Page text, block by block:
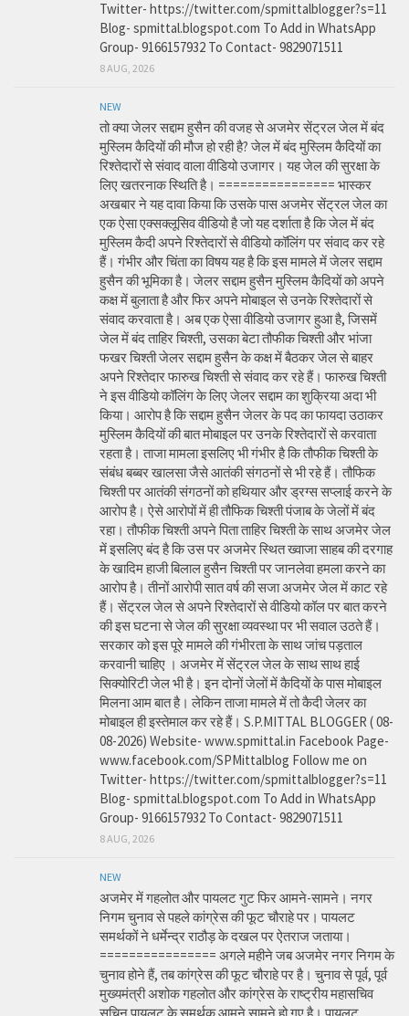
Twitter- https://twitter.com/spmittalblogger?s=11
Blog- spmittal.blogspot.com To Add in WhatsApp
Group- 9166157932 To Contact- 9829071511
8 AUG, 2026
NEW
तो क्या जेलर सद्दाम हुसैन की वजह से अजमेर सेंट्रल जेल में बंद
मुस्लिम कैदियों की मौज हो रही है? जेल में बंद मुस्लिम कैदियों का
रिश्तेदारों से संवाद वाला वीडियो उजागर। यह जेल की सुरक्षा के
लिए खतरनाक स्थिति है। ================ भास्कर
अखबार ने यह दावा किया कि उसके पास अजमेर सेंट्रल जेल का
एक ऐसा एक्सक्लूसिव वीडियो है जो यह दर्शाता है कि जेल में बंद
मुस्लिम कैदी अपने रिश्तेदारों से वीडियो कॉलिंग पर संवाद कर रहे
हैं। गंभीर और चिंता का विषय यह है कि इस मामले में जेलर सद्दाम
हुसैन की भूमिका है। जेलर सद्दाम हुसैन मुस्लिम कैदियों को अपने
कक्ष में बुलाता है और फिर अपने मोबाइल से उनके रिश्तेदारों से
संवाद करवाता है। अब एक ऐसा वीडियो उजागर हुआ है, जिसमें
जेल में बंद ताहिर चिश्ती, उसका बेटा तौफीक चिश्ती और भांजा
फखर चिश्ती जेलर सद्दाम हुसैन के कक्ष में बैठकर जेल से बाहर
अपने रिश्तेदार फारुख चिश्ती से संवाद कर रहे हैं। फारुख चिश्ती
ने इस वीडियो कॉलिंग के लिए जेलर सद्दाम का शुक्रिया अदा भी
किया। आरोप है कि सद्दाम हुसैन जेलर के पद का फायदा उठाकर
मुस्लिम कैदियों की बात मोबाइल पर उनके रिश्तेदारों से करवाता
रहता है। ताजा मामला इसलिए भी गंभीर है कि तौफीक चिश्ती के
संबंध बब्बर खालसा जैसे आतंकी संगठनों से भी रहे हैं। तौफिक
चिश्ती पर आतंकी संगठनों को हथियार और ड्रग्स सप्लाई करने के
आरोप है। ऐसे आरोपों में ही तौफिक चिश्ती पंजाब के जेलों में बंद
रहा। तौफीक चिश्ती अपने पिता ताहिर चिश्ती के साथ अजमेर जेल
में इसलिए बंद है कि उस पर अजमेर स्थित ख्वाजा साहब की दरगाह
के खादिम हाजी बिलाल हुसैन चिश्ती पर जानलेवा हमला करने का
आरोप है। तीनों आरोपी सात वर्ष की सजा अजमेर जेल में काट रहे
हैं। सेंट्रल जेल से अपने रिश्तेदारों से वीडियो कॉल पर बात करने
की इस घटना से जेल की सुरक्षा व्यवस्था पर भी सवाल उठते हैं।
सरकार को इस पूरे मामले की गंभीरता के साथ जांच पड़ताल
करवानी चाहिए । अजमेर में सेंट्रल जेल के साथ साथ हाई
सिक्योरिटी जेल भी है। इन दोनों जेलों में कैदियों के पास मोबाइल
मिलना आम बात है। लेकिन ताजा मामले में तो कैदी जेलर का
मोबाइल ही इस्तेमाल कर रहे हैं। S.P.MITTAL BLOGGER ( 08-
08-2026) Website- www.spmittal.in Facebook Page-
www.facebook.com/SPMittalblog Follow me on
Twitter- https://twitter.com/spmittalblogger?s=11
Blog- spmittal.blogspot.com To Add in WhatsApp
Group- 9166157932 To Contact- 9829071511
8 AUG, 2026
NEW
अजमेर में गहलोत और पायलट गुट फिर आमने-सामने। नगर
निगम चुनाव से पहले कांग्रेस की फूट चौराहे पर। पायलट
समर्थकों ने धर्मेन्द्र राठौड़ के दखल पर ऐतराज जताया।
================ अगले महीने जब अजमेर नगर निगम के
चुनाव होने हैं, तब कांग्रेस की फूट चौराहे पर है। चुनाव से पूर्व, पूर्व
मुख्यमंत्री अशोक गहलोत और कांग्रेस के राष्ट्रीय महासचिव